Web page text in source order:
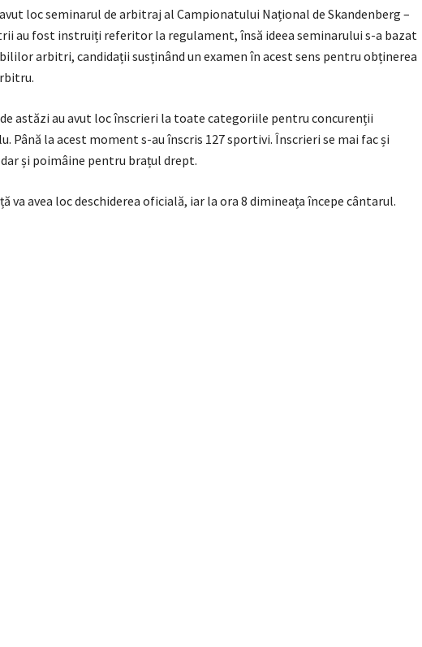
loc seminarul de arbitraj al Campionatului Național de Skandenberg –
au fost instruiți referitor la regulament, însă ideea seminarului s-a bazat
arbitri, candidații susținând un examen în acest sens pentru obținerea
astăzi au avut loc înscrieri la toate categoriile pentru concurenții
Până la acest moment s-au înscris 127 sportivi. Înscrieri se mai fac și
și poimâine pentru brațul drept.
va avea loc deschiderea oficială, iar la ora 8 dimineața începe cântarul.